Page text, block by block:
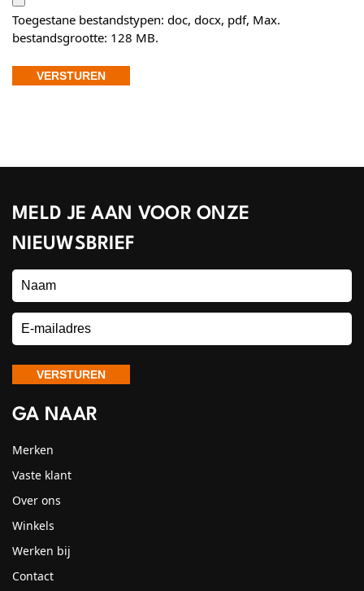
Toegestane bestandstypen: doc, docx, pdf, Max.
bestandsgrootte: 128 MB.
MELD JE AAN VOOR ONZE
NIEUWSBRIEF
GA NAAR
Merken
Vaste klant
Over ons
Winkels
Werken bij
Contact